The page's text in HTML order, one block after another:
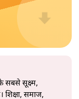
बहुत आगे आ चुकी हैं।
वित्त मंत्री की
जो सामग्री है, वह